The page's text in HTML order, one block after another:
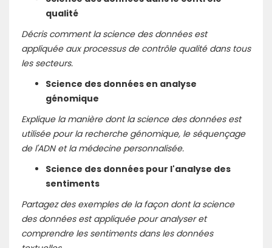
qualité
Décris comment la science des données est
appliquée aux processus de contrôle qualité dans tous
les secteurs.
Science des données en analyse
génomique
Explique la manière dont la science des données est
utilisée pour la recherche génomique, le séquençage
de l'ADN et la médecine personnalisée.
Science des données pour l'analyse des
sentiments
Partagez des exemples de la façon dont la science
des données est appliquée pour analyser et
comprendre les sentiments dans les données